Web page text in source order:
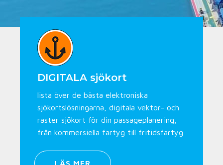
DIGITALA sjökort
lista över de bästa elektroniska
sjökortslösningarna, digitala vektor- och
raster sjökort för din passageplanering,
från kommersiella fartyg till fritidsfartyg
LÄS MER